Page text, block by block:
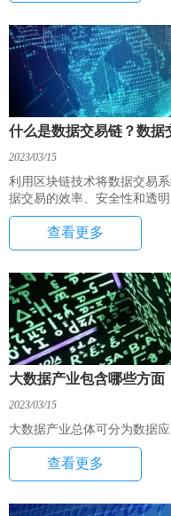
什么是数据交易链？数据
2023/03/15
利用区块链技术将数据交易
据交易的效率、安全性和透明
查看更多
大数据产业包含哪些方面
2023/03/15
大数据产业总体可分为数据
查看更多